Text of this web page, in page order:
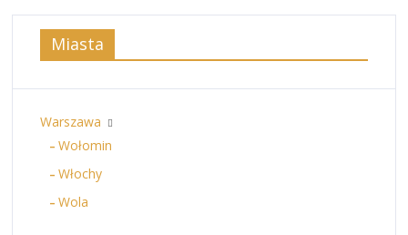
Miasta
Warszawa
Wołomin
Włochy
Wola